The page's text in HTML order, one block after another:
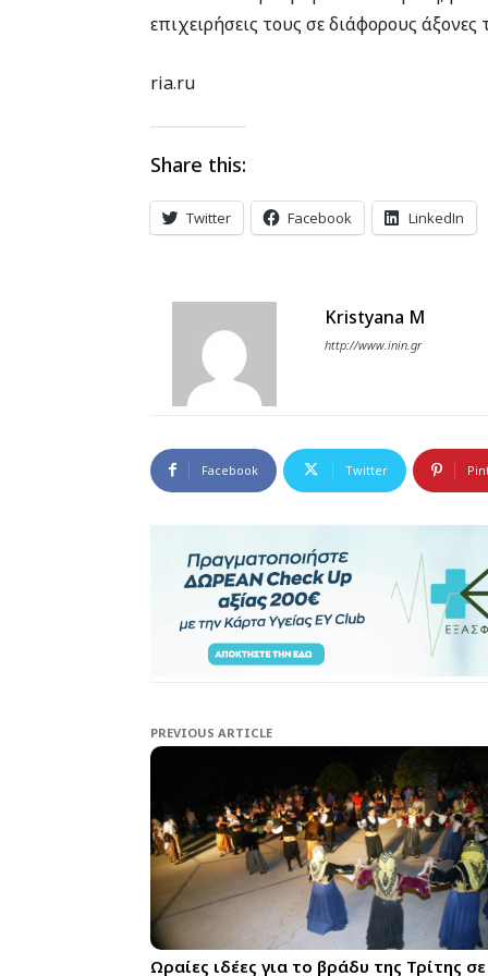
επιχειρήσεις τους σε διάφορους
ria.ru
Share this:
Twitter Facebook LinkedIn
Kristyana M
http://www.inin.gr
Facebook Twitter
PREVIOUS ARTICLE
Ωραίες ιδέες για το βράδυ της Τρίτης σε